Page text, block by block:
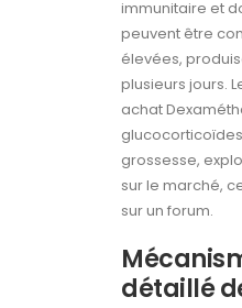
immunitaire et
peuvent être
élevées,
plusieurs jours.
achat
grossesse,
sur le marché,
sur un forum.
détaillé